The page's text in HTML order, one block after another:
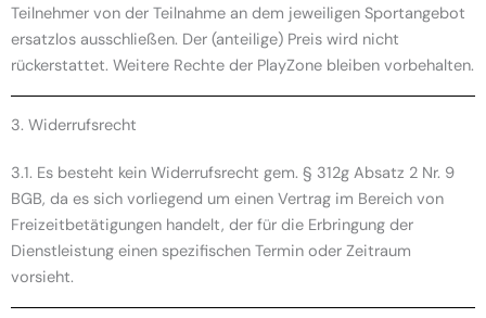
Teilnehmer von der Teilnahme an dem jeweiligen Sportangebot
ersatzlos ausschließen. Der (anteilige) Preis wird nicht
rückerstattet. Weitere Rechte der PlayZone bleiben vorbehalten.
3. Widerrufsrecht
3.1. Es besteht kein Widerrufsrecht gem. § 312g Absatz 2 Nr. 9
BGB, da es sich vorliegend um einen Vertrag im Bereich von
Freizeitbetätigungen handelt, der für die Erbringung der
Dienstleistung einen spezifischen Termin oder Zeitraum
vorsieht.